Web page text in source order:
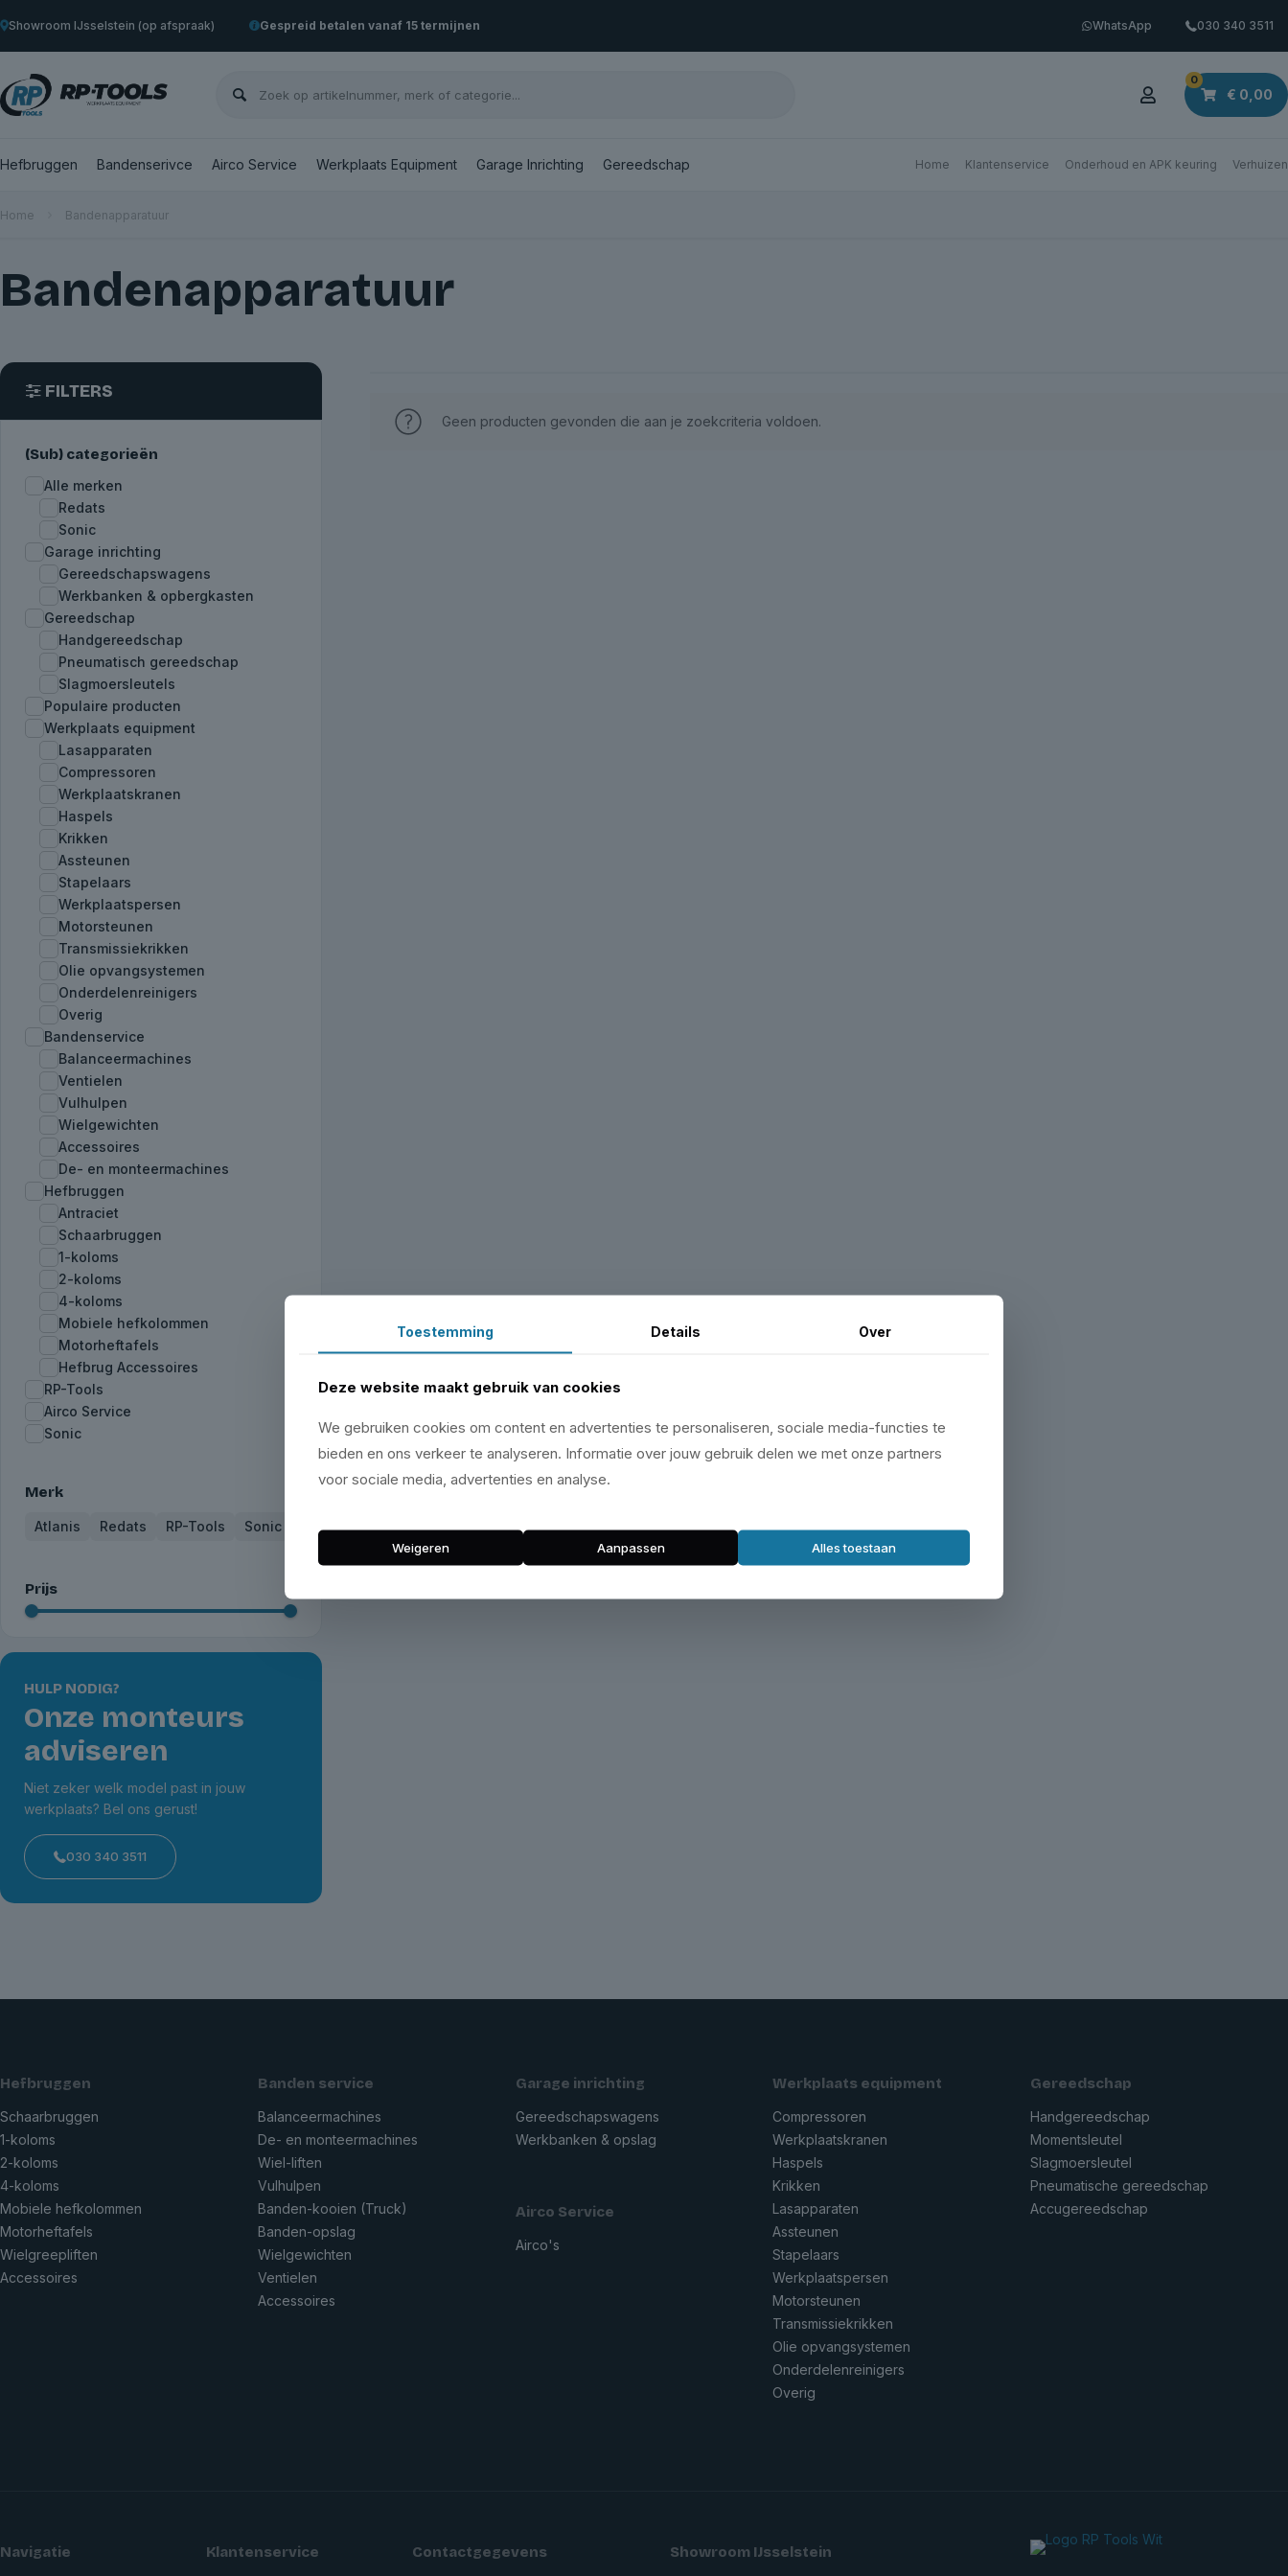
Showroom IJsselstein (op afspraak) Gespreid betalen vanaf 15 termijnen WhatsApp 030 340 3511
0
€ 0,00
Hefbruggen Bandenserivce Airco Service Werkplaats Equipment Garage Inrichting Gereedschap Home Klantenservice Onderhoud en APK keuring Verhuizen
Home Bandenapparatuur
Bandenapparatuur
FILTERS
(Sub) categorieën
Alle merken
Redats
Sonic
Garage inrichting
Gereedschapswagens
Werkbanken & opbergkasten
Gereedschap
Handgereedschap
Pneumatisch gereedschap
Slagmoersleutels
Populaire producten
Werkplaats equipment
Lasapparaten
Compressoren
Werkplaatskranen
Haspels
Krikken
Assteunen
Stapelaars
Werkplaatspersen
Motorsteunen
Transmissiekrikken
Olie opvangsystemen
Onderdelenreinigers
Overig
Bandenservice
Balanceermachines
Ventielen
Vulhulpen
Wielgewichten
Accessoires
De- en monteermachines
Hefbruggen
Antraciet
Schaarbruggen
1-koloms
2-koloms
4-koloms
Mobiele hefkolommen
Motorheftafels
Hefbrug Accessoires
RP-Tools
Airco Service
Sonic
Merk
Atlanis Redats RP-Tools Sonic
Prijs
HULP NODIG?
Onze monteurs
adviseren
Niet zeker welk model past in jouw
werkplaats? Bel ons gerust!
030 340 3511
Geen producten gevonden die aan je zoekcriteria voldoen.
Hefbruggen
Schaarbruggen
1-koloms
2-koloms
4-koloms
Mobiele hefkolommen
Motorheftafels
Wielgreepliften
Accessoires
Banden service
Balanceermachines
De- en monteermachines
Wiel-liften
Vulhulpen
Banden-kooien (Truck)
Banden-opslag
Wielgewichten
Ventielen
Accessoires
Garage inrichting
Gereedschapswagens
Werkbanken & opslag
Airco Service
Airco's
Werkplaats equipment
Compressoren
Werkplaatskranen
Haspels
Krikken
Lasapparaten
Assteunen
Stapelaars
Werkplaatspersen
Motorsteunen
Transmissiekrikken
Olie opvangsystemen
Onderdelenreinigers
Overig
Gereedschap
Handgereedschap
Momentsleutel
Slagmoersleutel
Pneumatische gereedschap
Accugereedschap
Navigatie Klantenservice Contactgegevens Showroom IJsselstein
Toestemming Details Over
Deze website maakt gebruik van cookies
We gebruiken cookies om content en advertenties te personaliseren, sociale media-functies te
bieden en ons verkeer te analyseren. Informatie over jouw gebruik delen we met onze partners
voor sociale media, advertenties en analyse.
Weigeren Aanpassen Alles toestaan